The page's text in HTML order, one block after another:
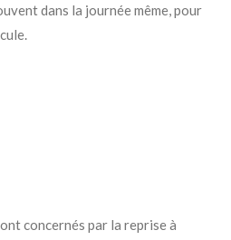
dans la journée même, pour
concernés par la reprise à